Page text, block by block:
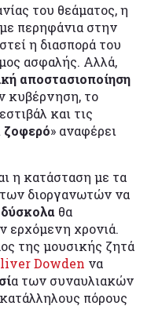
του θεάματος, η
περηφάνια στην
η διασπορά του
ασφαλής. Αλλά,
αποστασιοποίηση
κυβέρνηση, το
και τις
ζοφερό» αναφέρει
η κατάσταση με τα
των διοργανωτών να
δύσκολα θα
ερχόμενη χρονιά.
της μουσικής ζητά
Dowden να
α των συναυλιακών
πόρους